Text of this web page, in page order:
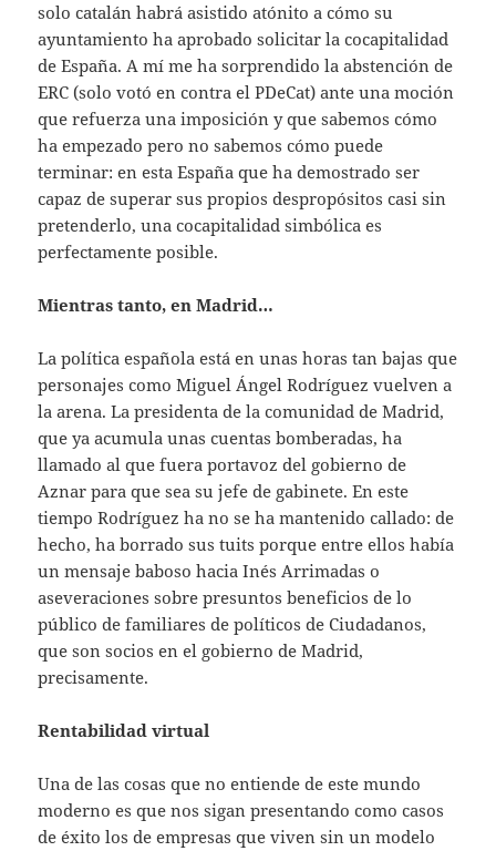
solo catalán habrá asistido atónito a cómo su
ayuntamiento ha aprobado solicitar la cocapitalidad
de España. A mí me ha sorprendido la abstención de
ERC (solo votó en contra el PDeCat) ante una moción
que refuerza una imposición y que sabemos cómo
ha empezado pero no sabemos cómo puede
terminar: en esta España que ha demostrado ser
capaz de superar sus propios despropósitos casi sin
pretenderlo, una cocapitalidad simbólica es
perfectamente posible.
Mientras tanto, en Madrid…
La política española está en unas horas tan bajas que
personajes como Miguel Ángel Rodríguez vuelven a
la arena. La presidenta de la comunidad de Madrid,
que ya acumula unas cuentas bomberadas, ha
llamado al que fuera portavoz del gobierno de
Aznar para que sea su jefe de gabinete. En este
tiempo Rodríguez ha no se ha mantenido callado: de
hecho, ha borrado sus tuits porque entre ellos había
un mensaje baboso hacia Inés Arrimadas o
aseveraciones sobre presuntos beneficios de lo
público de familiares de políticos de Ciudadanos,
que son socios en el gobierno de Madrid,
precisamente.
Rentabilidad virtual
Una de las cosas que no entiende de este mundo
moderno es que nos sigan presentando como casos
de éxito los de empresas que viven sin un modelo